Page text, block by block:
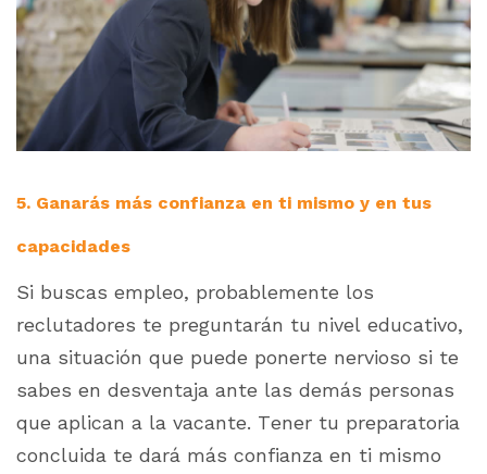
5. Ganarás más confianza en ti mismo y en tus
capacidades
Si buscas empleo, probablemente los
reclutadores te preguntarán tu nivel educativo,
una situación que puede ponerte nervioso si te
sabes en desventaja ante las demás personas
que aplican a la vacante. Tener tu preparatoria
concluida te dará más confianza en ti mismo